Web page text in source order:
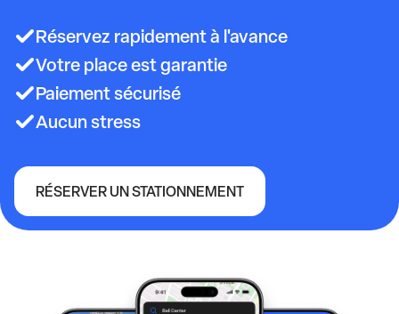
Réservez rapidement à l'avance
Votre place est garantie
Paiement sécurisé
Aucun stress
RÉSERVER UN STATIONNEMENT